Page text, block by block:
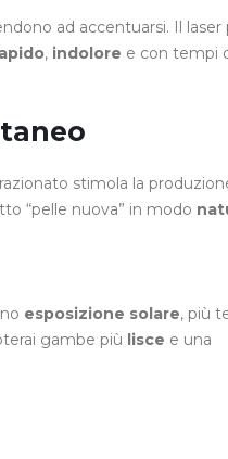
ad accentuarsi. Il laser
, indolore e con tempi
stimola la
“pelle nuova” in modo
esposizione solare, più
gambe più lisce e una